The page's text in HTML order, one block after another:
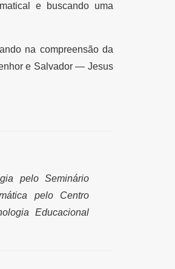
e buscando uma
na compreensão da
e Salvador — Jesus
pelo Seminário
pelo Centro
Educacional